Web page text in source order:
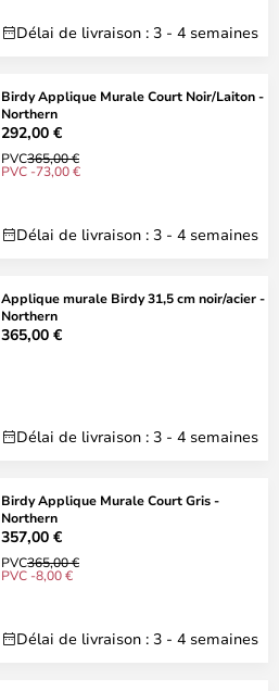
Délai de livraison : 3 - 4 semaines
Birdy Applique Murale Court Noir/Laiton -
Northern
292,00 €
PVC365,00 €
PVC -73,00 €
Délai de livraison : 3 - 4 semaines
Applique murale Birdy 31,5 cm noir/acier -
Northern
365,00 €
Délai de livraison : 3 - 4 semaines
Birdy Applique Murale Court Gris -
Northern
357,00 €
PVC365,00 €
PVC -8,00 €
Délai de livraison : 3 - 4 semaines